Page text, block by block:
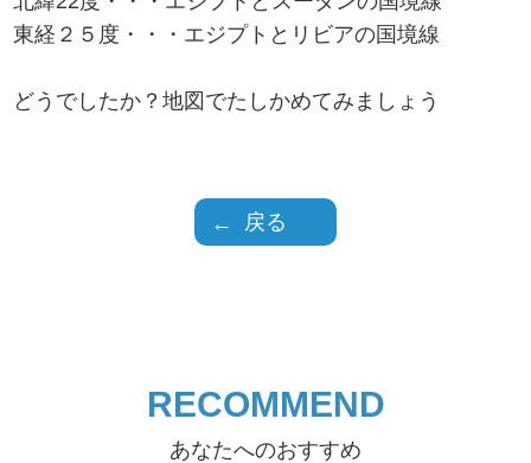
東経２５度・・・エジプトとリビアの国境線
どうでしたか？地図でたしかめてみましょう
戻る
RECOMMEND
あなたへのおすすめ